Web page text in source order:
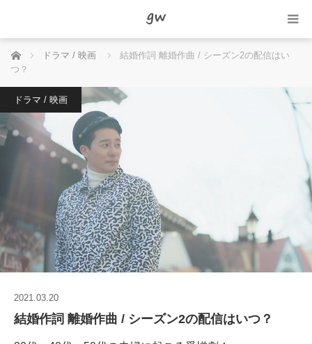
ホーム ドラマ / 映画
結婚作詞 離婚作曲 / シーズン2の配信はい
つ？
ドラマ / 映画
2021.03.20
結婚作詞 離婚作曲 / シーズン2の配信はいつ？